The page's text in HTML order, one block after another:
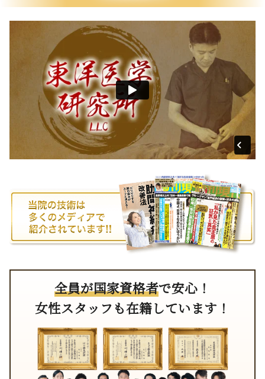
全員が国家資格者で安心！
女性スタッフも在籍しています！